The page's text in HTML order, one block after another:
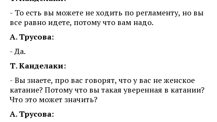
- То есть вы можете не ходить по регламенту, но вы
все равно идете, потому что вам надо.
А. Трусова:
- Да.
Т. Канделаки:
- Вы знаете, про вас говорят, что у вас не женское
катание? Потому что вы такая уверенная в катании?
Что это может значить?
А. Трусова: